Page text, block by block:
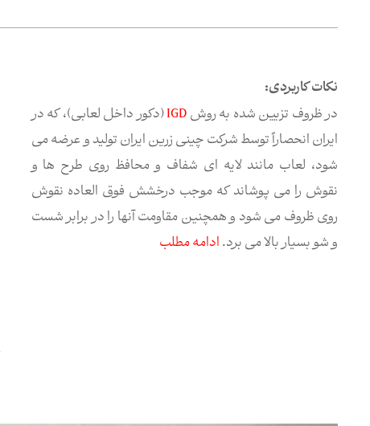
نکات کاربردی:
در ظروف تزیین شده به روشIGD(دکور داخل لعابی)، که در
ایران انحصاراً توسط شرکت چینی زرین ایران تولید و عرضه می
شود، لعاب مانند لایه ای شفاف و محافظ روی طرح ها و
نقوش را می پوشاند که موجب درخشش فوق العاده نقوش
روی ظروف می شود و همچنین مقاومت آنها را در برابر شست
و شو بسیار بالا می برد.ادامه مطلب